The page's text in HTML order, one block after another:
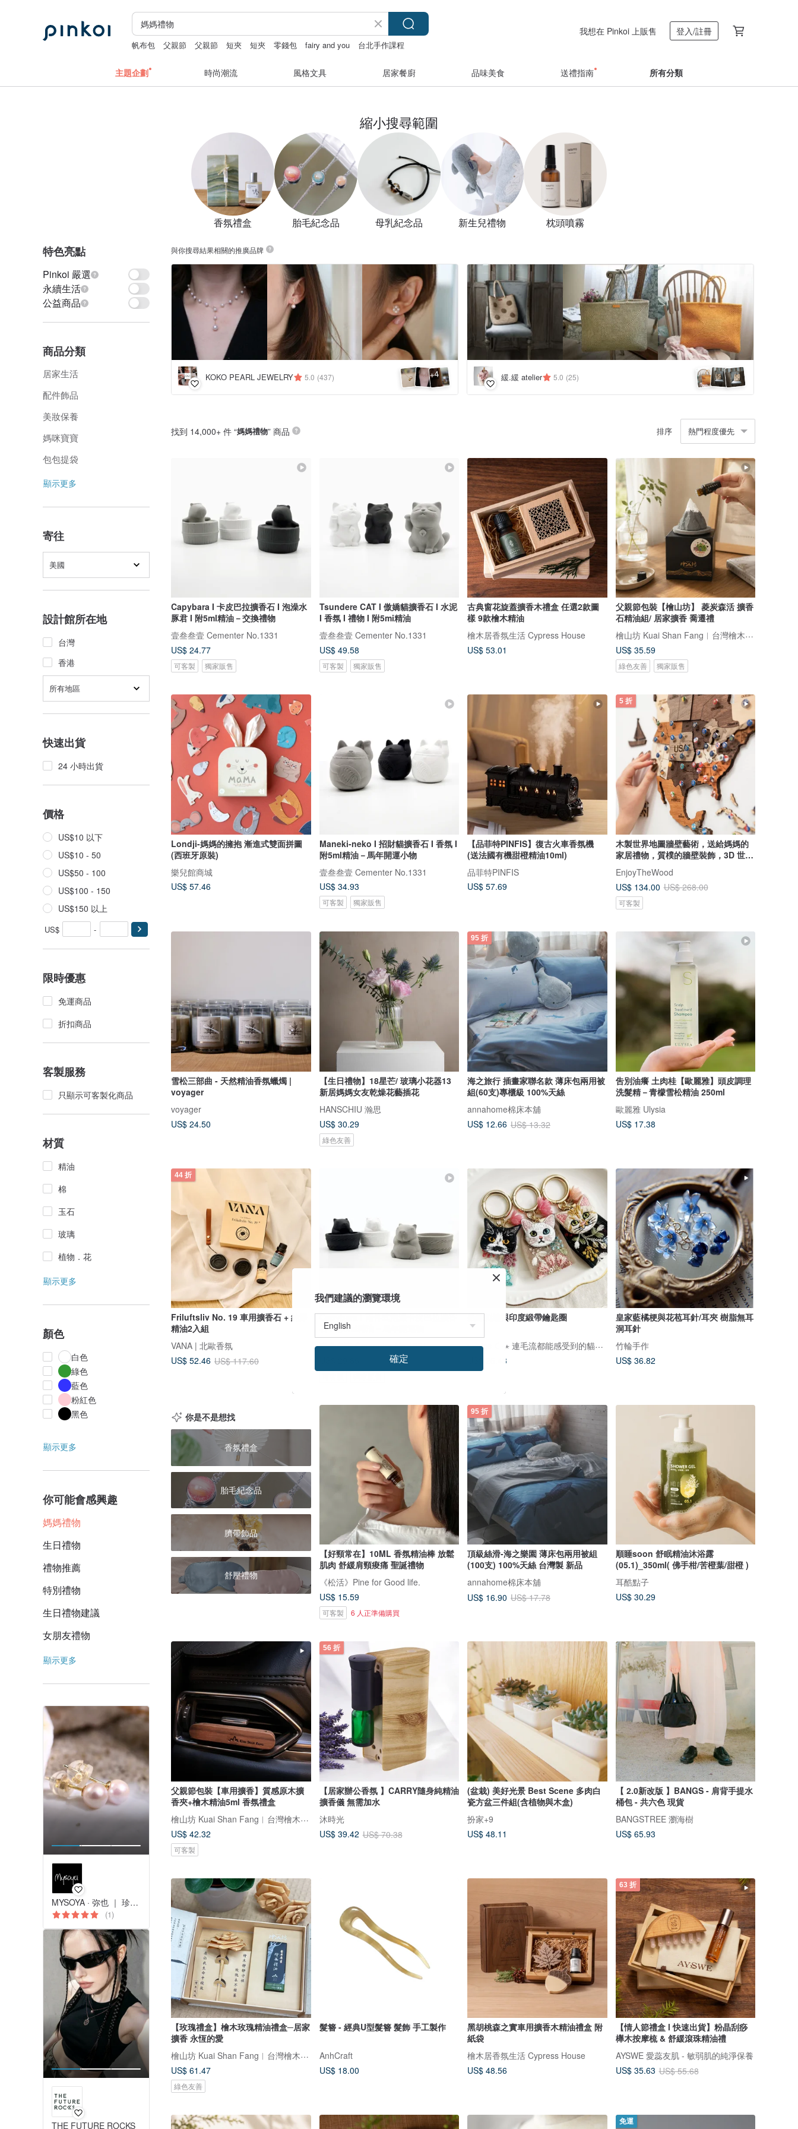
帆布包 父親節 父親節 短夾 短夾 零錢包 fairy and you 台北手作課程
我想在 Pinkoi 上販售 登入/註冊
主題企劃 時尚潮流 風格文具 居家餐廚 品味美食 送禮指南 所有分類
縮小搜尋範圍
香氛禮盒 胎毛紀念品 母乳紀念品 新生兒禮物 枕頭噴霧
特色亮點
Pinkoi 嚴選
永續生活
公益商品
商品分類
居家生活
配件飾品
美妝保養
媽咪寶寶
包包提袋
顯示更多
寄往
美國
設計館所在地
台灣
香港
所有地區
快速出貨
24 小時出貨
價格
US$10 以下
US$10 - 50
US$50 - 100
US$100 - 150
US$150 以上
US$ -
限時優惠
免運商品
折扣商品
客製服務
只顯示可客製化商品
材質
精油
棉
玉石
玻璃
植物．花
顯示更多
顏色
白色
綠色
藍色
粉紅色
黑色
顯示更多
你可能會感興趣
媽媽禮物
生日禮物
禮物推薦
特別禮物
生日禮物建議
女朋友禮物
顯示更多
MYSOYA · 弥也 ｜ 珍珠與寶石
(1)
THE FUTURE ROCKS
與你搜尋結果相關的推廣品牌
KOKO PEARL JEWELRY 5.0 (437) +4 緩.緩 atelier 5.0 (25)
找到 14,000+ 件 “媽媽禮物” 商品 排序 熱門程度優先
Capybara I 卡皮巴拉擴香石 I 泡澡水
豚君 I 附5ml精油－交換禮物
壹叁叁壹 Cementer No.1331
US$ 24.77
可客製 獨家販售
Tsundere CAT I 傲嬌貓擴香石 I 水泥
I 香氛 I 禮物 I 附5mi精油
壹叁叁壹 Cementer No.1331
US$ 49.58
可客製 獨家販售
古典窗花旋蓋擴香木禮盒 任選2款圖
樣 9款檜木精油
檜木居香氛生活 Cypress House
US$ 53.01
父親節包裝【檜山坊】 菱炭森活 擴香
石精油組/ 居家擴香 喬遷禮
檜山坊 Kuai Shan Fang︱台灣檜木香氛領導品牌，療癒森林
US$ 35.59
綠色友善 獨家販售
Londji-媽媽的擁抱 漸進式雙面拼圖
(西班牙原裝)
樂兒館商城
US$ 57.46
Maneki-neko I 招財貓擴香石 I 香氛 I
附5ml精油－馬年開運小物
壹叁叁壹 Cementer No.1331
US$ 34.93
可客製 獨家販售
【品菲特PINFIS】復古火車香氛機
(送法國有機甜橙精油10ml)
品菲特PINFIS
US$ 57.69
5 折
木製世界地圖牆壁藝術，送給媽媽的
家居禮物，質樸的牆壁裝飾，3D 世界
EnjoyTheWood
US$ 134.00 US$ 268.00
可客製
雪松三部曲 - 天然精油香氛蠟燭 |
voyager
voyager
US$ 24.50
【生日禮物】18星芒/ 玻璃小花器13
新居媽媽女友乾燥花藝插花
HANSCHIU 瀚思
US$ 30.29
綠色友善
95 折
海之旅行 插畫家聯名款 薄床包兩用被
組(60支)專櫃級 100%天絲
annahome棉床本舖
US$ 12.66 US$ 13.32
吿別油癢 土肉桂【歐麗雅】頭皮調理
洗髮精－青檬雪松精油 250ml
歐麗雅 Ulysia
US$ 17.38
44 折
Friluftsliv No. 19 車用擴香石 + 純淨
精油2入組
VANA | 北歐香氛
US$ 52.46 US$ 117.60
Capybara I 兩件式泡澡卡皮巴拉擴香
石 I 附5mi精油－馬年開運物
壹叁叁壹 Cementer No.1331
貓咪刺繡與印度緞帶鑰匙圈
nyaigs ☾·̩͙⋆ 連毛流都能感受到的貓咪刺繡
US$ 25.43
皇家藍橘梗與花苞耳針/耳夾 樹脂無耳
洞耳針
竹輪手作
US$ 36.82
你是不是想找
香氛禮盒
胎毛紀念品
臍帶飾品
舒壓禮物
【好頸常在】10ML 香氛精油棒 放鬆
肌肉 舒緩肩頸痠痛 聖誕禮物
《松活》Pine for Good life.
US$ 15.59
可客製 6 人正準備購買
95 折
頂級絲滑-海之樂園 薄床包兩用被組
(100支) 100%天絲 台灣製 新品
annahome棉床本舖
US$ 16.90 US$ 17.78
順睡soon 舒眠精油沐浴露
(05.1)_350ml( 佛手柑/苦橙葉/甜橙 )
耳酷點子
US$ 30.29
父親節包裝【車用擴香】質感原木擴
香夾+檜木精油5ml 香氛禮盒
檜山坊 Kuai Shan Fang︱台灣檜木香氛領導品牌，療癒森林
US$ 42.32
可客製
56 折
【居家辦公香氛 】CARRY隨身純精油
擴香儀 無需加水
沐時光
US$ 39.42 US$ 70.38
(盆栽) 美好光景 Best Scene 多肉白
瓷方盆三件組(含植物與木盒)
扮家+9
US$ 48.11
【 2.0新改版 】BANGS - 肩背手提水
桶包 - 共六色 現貨
BANGSTREE 瀏海樹
US$ 65.93
【玫瑰禮盒】檜木玫瑰精油禮盒─居家
擴香 永恆的愛
檜山坊 Kuai Shan Fang︱台灣檜木香氛領導品牌，療癒森林
US$ 61.47
綠色友善
髮簪 - 經典U型髮簪 髮飾 手工製作
AnhCraft
US$ 18.00
黑胡桃森之實車用擴香木精油禮盒 附
紙袋
檜木居香氛生活 Cypress House
US$ 48.56
63 折
【情人節禮盒 l 快速出貨】粉晶刮痧
櫸木按摩梳 & 舒緩滾珠精油禮
AYSWE 愛蕊友肌 - 敏弱肌的純淨保養
US$ 35.63 US$ 55.68
免運
我們建議的瀏覽環境
確定